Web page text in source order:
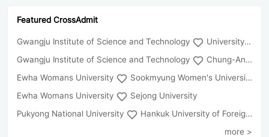
Featured CrossAdmit
Gwangju Institute of Science and Technology
University of Seoul
Gwangju Institute of Science and Technology
Chung-Ang University
Ewha Womans University
Sookmyung Women's University
Ewha Womans University
Sejong University
Pukyong National University
Hankuk University of Foreign Studies(Global Campus
more >